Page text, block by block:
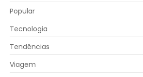
Popular
Tecnologia
Tendências
Viagem